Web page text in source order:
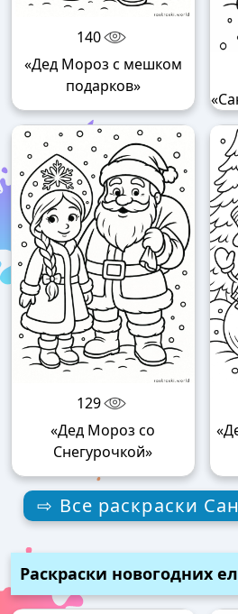
140
«Дед Мороз с мешком
подарков»
129
«Дед Мороз со
Снегурочкой»
⇨ Все раскраски
Раскраски новогодних